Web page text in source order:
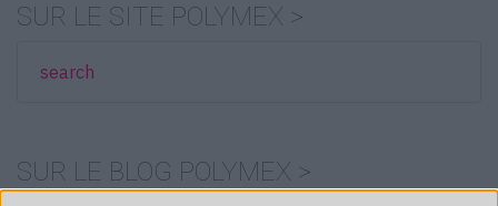
SUR LE SITE POLYMEX >
search
SUR LE BLOG POLYMEX >